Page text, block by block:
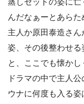
蒸しゼットの姿に
んだなぁーとあらた
主人か原田泰造さん
姿、その後整わせる
と、ここでも懐かし
ドラマの中で主人
ウナに何度も入る